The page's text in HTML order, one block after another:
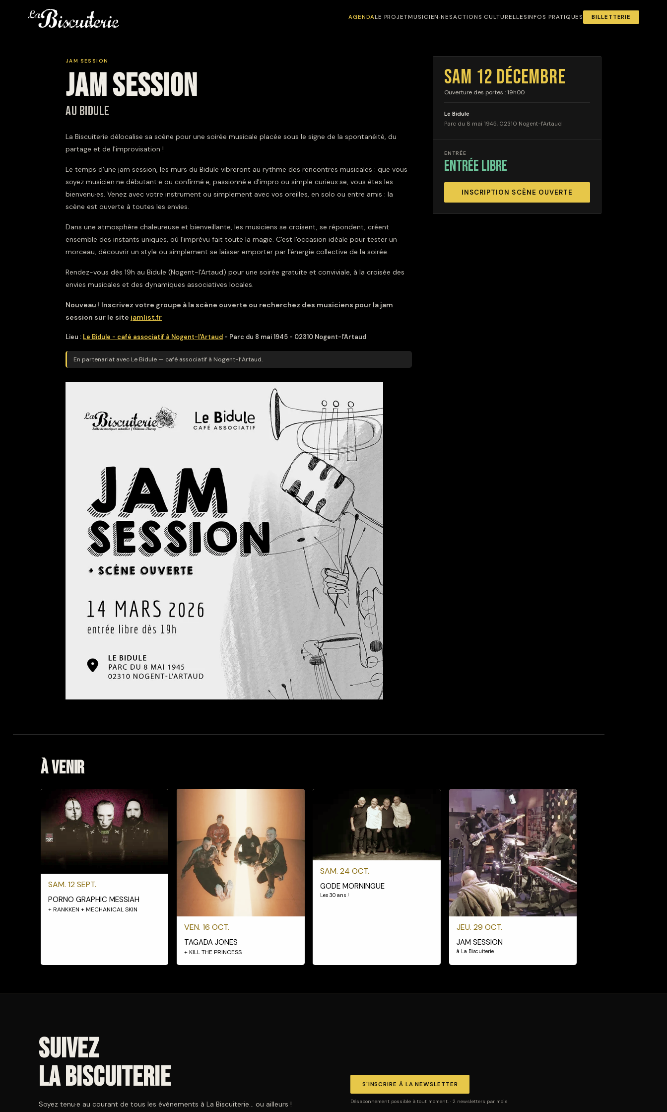
AGENDALE PROJETMUSICIEN·NESACTIONS CULTURELLESINFOS PRATIQUES BILLETTERIE
JAM SESSION
JAM SESSION
au Bidule
La Biscuiterie délocalise sa scène pour une soirée musicale placée sous le signe de la spontanéité, du
partage et de l'improvisation !
Le temps d'une jam session, les murs du Bidule vibreront au rythme des rencontres musicales : que vous
soyez musicien·ne débutant·e ou confirmé·e, passionné·e d'impro ou simple curieux·se, vous êtes les
bienvenu·es. Venez avec votre instrument ou simplement avec vos oreilles, en solo ou entre amis : la
scène est ouverte à toutes les envies.
Dans une atmosphère chaleureuse et bienveillante, les musiciens se croisent, se répondent, créent
ensemble des instants uniques, où l'imprévu fait toute la magie. C'est l'occasion idéale pour tester un
morceau, découvrir un style ou simplement se laisser emporter par l'énergie collective de la soirée.
Rendez-vous dès 19h au Bidule (Nogent-l'Artaud) pour une soirée gratuite et conviviale, à la croisée des
envies musicales et des dynamiques associatives locales.
Nouveau ! Inscrivez votre groupe à la scène ouverte ou recherchez des musiciens pour la jam
session sur le site jamlist.fr
Lieu : Le Bidule - café associatif à Nogent-l'Artaud - Parc du 8 mai 1945 - 02310 Nogent-l'Artaud
En partenariat avec Le Bidule — café associatif à Nogent-l’Artaud.
SAM 12 DÉCEMBRE
Ouverture des portes : 19h00
Le Bidule
Parc du 8 mai 1945, 02310 Nogent-l'Artaud
ENTRÉE
entrée libre
INSCRIPTION SCÈNE OUVERTE
À venir
SAM. 12 SEPT.
PORNO GRAPHIC MESSIAH
+ RANKKEN + MECHANICAL SKIN
VEN. 16 OCT.
TAGADA JONES
+ KILL THE PRINCESS
SAM. 24 OCT.
GODE MORNINGUE
Les 30 ans !
JEU. 29 OCT.
JAM SESSION
à La Biscuiterie
Suivez
La Biscuiterie
Soyez tenu·e au courant de tous les événements à La Biscuiterie… ou ailleurs !
S'INSCRIRE À LA NEWSLETTER
Désabonnement possible à tout moment. · 2 newsletters par mois